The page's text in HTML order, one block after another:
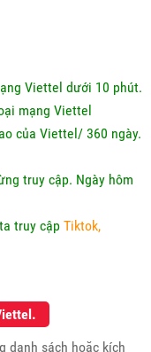
Viettel dưới 10 phút.
mạng Viettel
của Viettel/ 360 ngày.
truy cập. Ngày hôm
truy cập Tiktok,
danh sách hoặc kích